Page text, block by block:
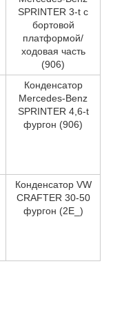
SPRINTER 3-t c
бортовой
платформой/
ходовая часть
(906)
Конденсатор
Mercedes-Benz
SPRINTER 4,6-t
фургон (906)
Конденсатор VW
CRAFTER 30-50
фургон (2E_)